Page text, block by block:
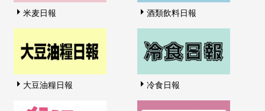
米麦日報 酒類飲料日報
大豆油糧日報 冷食日報